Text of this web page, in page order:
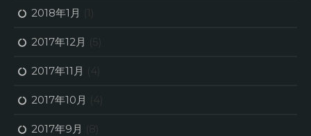
2018年1月 (1)
2017年12月 (5)
2017年11月 (4)
2017年10月 (4)
2017年9月 (8)